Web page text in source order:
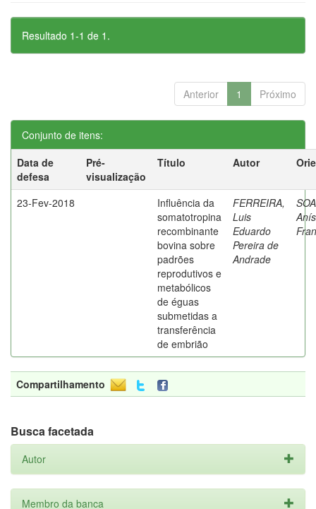
Resultado 1-1 de 1.
Anterior 1 Próximo
Conjunto de itens:
Data de
defesa
Pré-
visualização
Título Autor
23-Fev-2018
Influência da
somatotropina
recombinante
bovina sobre
padrões
reprodutivos e
metabólicos
de éguas
submetidas a
transferência
de embrião
FERREIRA,
Luis
Eduardo
Pereira de
Andrade
Compartilhamento
Busca facetada
Autor
Membro da banca